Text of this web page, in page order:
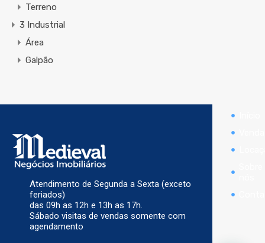
Terreno
3 Industrial
Área
Galpão
Atendimento de Segunda a Sexta (exceto
feriados)
das 09h as 12h e 13h as 17h.
Sábado visitas de vendas somente com
agendamento